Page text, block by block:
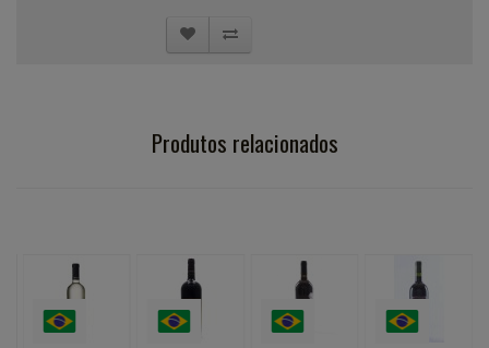
Produtos relacionados